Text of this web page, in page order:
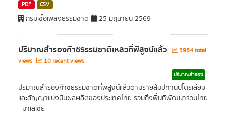
PDF CSV
กรมเชื้อเพลิงธรรมชาติ 25 มิถุนายน 2569
ปริมาณสำรองก๊าซธรรมชาติเหลวที่พิสูจน์แล้ว
3984 total
views
10 recent views
ปริมาณสำรอง
ปริมาณสำรองก๊าซธรรมชาติที่พิสูจน์แล้วตามรายสัมปทานปิโตรเลียม
และสัญญาแบ่งปันผลผลิตของประเทศไทย รวมถึงพื้นที่พัฒนาร่วมไทย
- มาเลเซีย